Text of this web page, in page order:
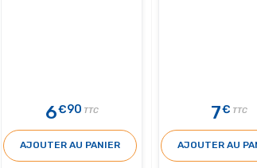
6€90 TTC
AJOUTER AU PANIER
7€ TTC
AJOUTER AU